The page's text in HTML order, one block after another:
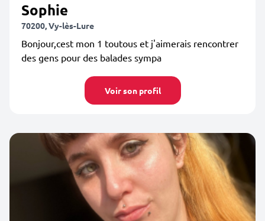
Sophie
70200, Vy-lès-Lure
Bonjour,cest mon 1 toutous et j'aimerais rencontrer
des gens pour des balades sympa
Voir son profil